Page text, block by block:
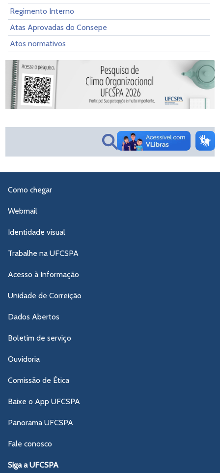
Regimento Interno
Atas Aprovadas do Consepe
Atos normativos
Como chegar
Webmail
Identidade visual
Trabalhe na UFCSPA
Acesso à Informação
Unidade de Correição
Dados Abertos
Boletim de serviço
Ouvidoria
Comissão de Ética
Baixe o App UFCSPA
Panorama UFCSPA
Fale conosco
Siga a UFCSPA